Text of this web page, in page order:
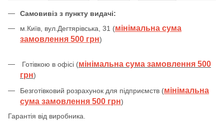
Самовивіз з пункту видачі:
м.Київ, вул.Дегтярівська, 31 (мінімальна сума
замовлення 500 грн)
Готівкою в офісі (мінімальна сума замовлення 500
грн)
Безготівковий розрахунок для підприємств (мінімальна
сума замовлення 500 грн)
Гарантія від виробника.